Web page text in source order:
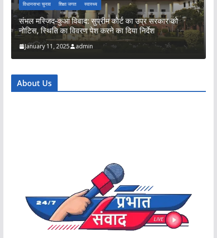
का उप्र सरकार को
दिया निर्देश
विधानसभा चुनाव
शिक्षा जगत स्वास्थ्य
मोदी का पहला पॉडकास्ट रिलीज :
फेल होने पर रोता नहीं
January 11, 2025 admin
About Us